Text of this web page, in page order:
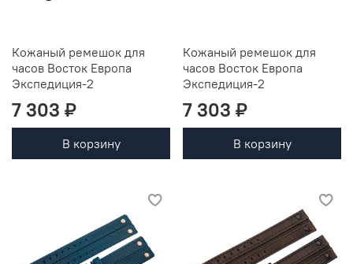
Кожаный ремешок для
часов Восток Европа
Экспедиция-2
7 303 ₽
В корзину
Кожаный ремешок для
часов Восток Европа
Экспедиция-2
7 303 ₽
В корзину